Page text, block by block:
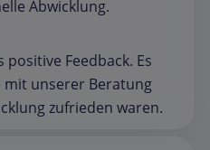
Abwicklung.
Feedback. Es
mit unserer Beratung
zufrieden waren.